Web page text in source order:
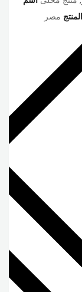
مصر